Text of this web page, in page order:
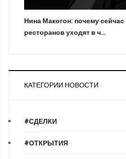
Нина Макогон: почему
ресторанов уходят в ч…
КАТЕГОРИИ НОВОСТИ
#СДЕЛКИ
#ОТКРЫТИЯ